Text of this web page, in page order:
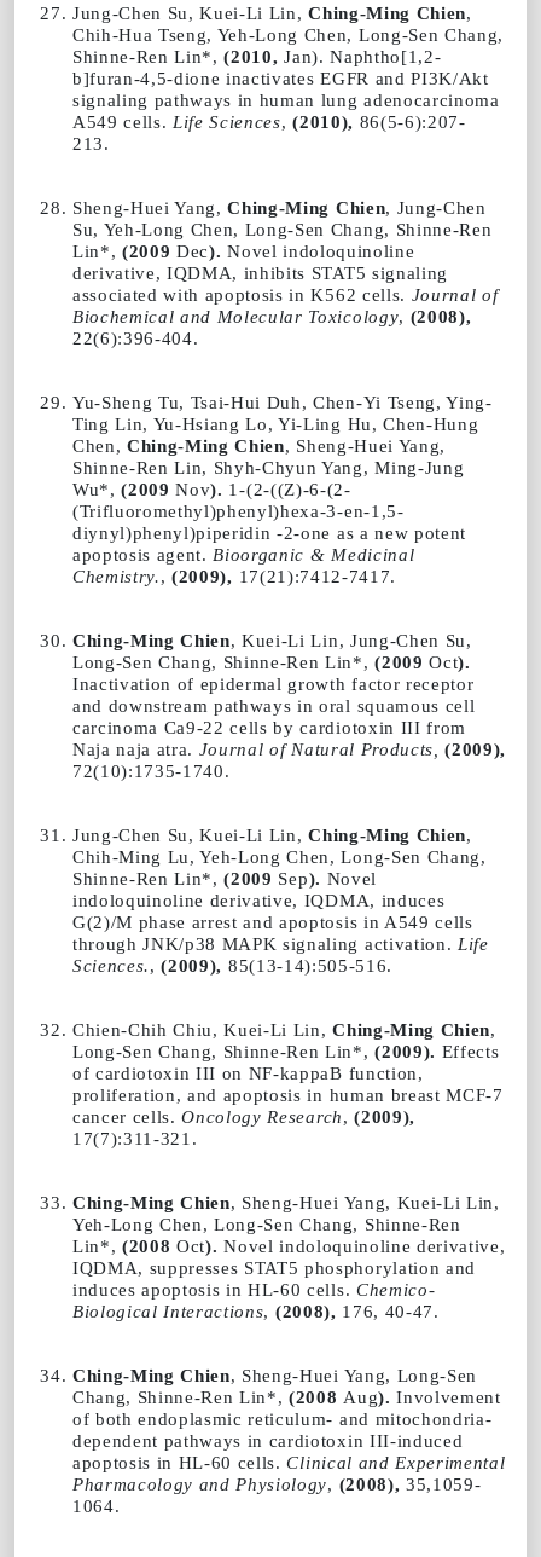
Jung-Chen Su, Kuei-Li Lin,Ching-Ming Chien,
Chih-Hua Tseng, Yeh-Long Chen, Long-Sen Chang,
Shinne-Ren Lin*,(2010, Jan). Naphtho[1,2-
b]furan-4,5-dione inactivates EGFR and PI3K/Akt
signaling pathways in human lung adenocarcinoma
A549 cells. Life Sciences,(2010), 86(5-6):207-
213.
Sheng-Huei Yang,Ching-Ming Chien, Jung-Chen
Su, Yeh-Long Chen, Long-Sen Chang, Shinne-Ren
Lin*,(2009Dec). Novel indoloquinoline
derivative, IQDMA, inhibits STAT5 signaling
associated with apoptosis in K562 cells. Journal of
Biochemical and Molecular Toxicology, (2008),
22(6):396-404.
Yu-Sheng Tu, Tsai-Hui Duh, Chen-Yi Tseng, Ying-
Ting Lin, Yu-Hsiang Lo, Yi-Ling Hu, Chen-Hung
Chen,Ching-Ming Chien, Sheng-Huei Yang,
Shinne-Ren Lin, Shyh-Chyun Yang, Ming-Jung
Wu*,(2009Nov). 1-(2-((Z)-6-(2-
(Trifluoromethyl)phenyl)hexa-3-en-1,5-
diynyl)phenyl)piperidin -2-one as a new potent
apoptosis agent. Bioorganic & Medicinal
Chemistry.,(2009), 17(21):7412-7417.
Ching-Ming Chien, Kuei-Li Lin, Jung-Chen Su,
Long-Sen Chang, Shinne-Ren Lin*,(2009Oct).
Inactivation of epidermal growth factor receptor
and downstream pathways in oral squamous cell
carcinoma Ca9-22 cells by cardiotoxin III from
Naja naja atra. Journal of Natural Products ,(2009),
72(10):1735-1740.
Jung-Chen Su, Kuei-Li Lin,Ching-Ming Chien,
Chih-Ming Lu, Yeh-Long Chen, Long-Sen Chang,
Shinne-Ren Lin*,(2009 Sep). Novel
indoloquinoline derivative, IQDMA, induces
G(2)/M phase arrest and apoptosis in A549 cells
through JNK/p38 MAPK signaling activation. Life
Sciences.,(2009), 85(13-14):505-516.
Chien-Chih Chiu, Kuei-Li Lin,Ching-Ming Chien,
Long-Sen Chang, Shinne-Ren Lin*,(2009). Effects
of cardiotoxin III on NF-kappaB function,
proliferation, and apoptosis in human breast MCF-7
cancer cells.Oncology Research,(2009),
17(7):311-321.
Ching-Ming Chien, Sheng-Huei Yang, Kuei-Li Lin,
Yeh-Long Chen, Long-Sen Chang, Shinne-Ren
Lin*,(2008Oct). Novel indoloquinoline derivative,
IQDMA, suppresses STAT5 phosphorylation and
induces apoptosis in HL-60 cells. Chemico-
Biological Interactions, (2008), 176, 40-47.
Ching-Ming Chien, Sheng-Huei Yang, Long-Sen
Chang, Shinne-Ren Lin*,(2008 Aug). Involvement
of both endoplasmic reticulum- and mitochondria-
dependent pathways in cardiotoxin III-induced
apoptosis in HL-60 cells.Clinical and Experimental
Pharmacology and Physiology, (2008), 35,1059-
1064.